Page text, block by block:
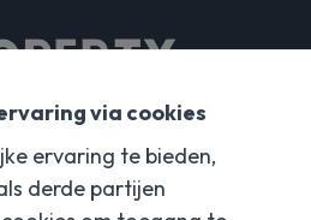
via cookies
ervaring te bieden,
derde partijen
18